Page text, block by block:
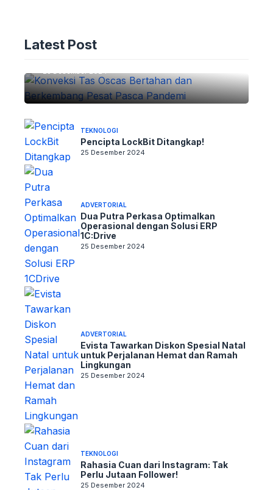
Latest Post
Konveksi Tas Oscas: Bertahan dan
Berkembang Pesat Pasca Pandemi
25 Desember 2024
TEKNOLOGI
Pencipta LockBit Ditangkap!
25 Desember 2024
ADVERTORIAL
Dua Putra Perkasa Optimalkan
Operasional dengan Solusi ERP
1C:Drive
25 Desember 2024
ADVERTORIAL
Evista Tawarkan Diskon Spesial Natal
untuk Perjalanan Hemat dan Ramah
Lingkungan
25 Desember 2024
TEKNOLOGI
Rahasia Cuan dari Instagram: Tak
Perlu Jutaan Follower!
25 Desember 2024